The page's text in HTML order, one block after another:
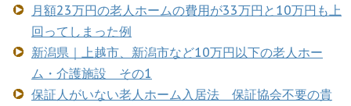
月額23万円の老人ホームの費用が33万円と10万円も上
回ってしまった例
新潟県｜上越市、新潟市など10万円以下の老人ホー
ム・介護施設 その1
保証人がいない老人ホーム入居法 保証協会不要の貴